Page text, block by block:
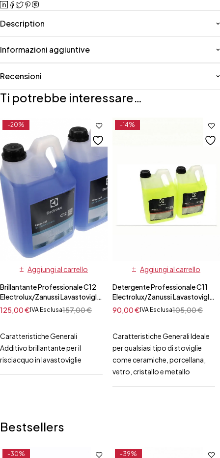
Description
Informazioni aggiuntive
Recensioni
Ti potrebbe interessare…
-20%
Aggiungi al carrello
Brillantante Professionale C12
Electrolux/Zanussi Lavastoviglie
10 Lt
157,00€
125,00€ IVA Esclusa
Caratteristiche Generali
Additivo brillantante per il
risciacquo in lavastoviglie
-14%
Aggiungi al carrello
Detergente Professionale C11
Electrolux/Zanussi Lavastoviglie
10 Lt
105,00€
90,00€ IVA Esclusa
Caratteristiche Generali Ideale
per qualsiasi tipo di stoviglie
come ceramiche, porcellana,
vetro, cristallo e metallo
Bestsellers
-30% -39%